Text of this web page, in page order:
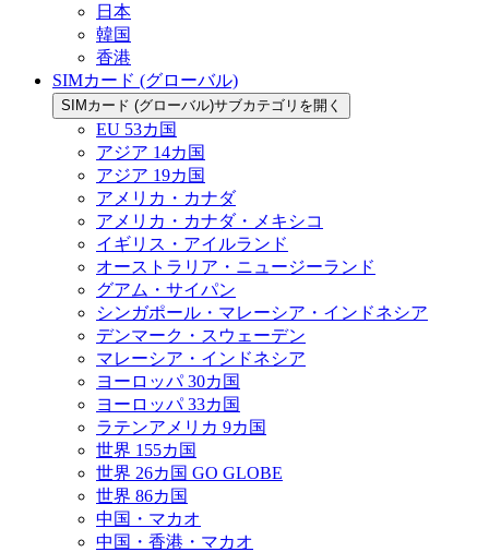
日本
韓国
香港
SIMカード (グローバル)
SIMカード (グローバル)サブカテゴリを開く
EU 53カ国
アジア 14カ国
アジア 19カ国
アメリカ・カナダ
アメリカ・カナダ・メキシコ
イギリス・アイルランド
オーストラリア・ニュージーランド
グアム・サイパン
シンガポール・マレーシア・インドネシア
デンマーク・スウェーデン
マレーシア・インドネシア
ヨーロッパ 30カ国
ヨーロッパ 33カ国
ラテンアメリカ 9カ国
世界 155カ国
世界 26カ国 GO GLOBE
世界 86カ国
中国・マカオ
中国・香港・マカオ